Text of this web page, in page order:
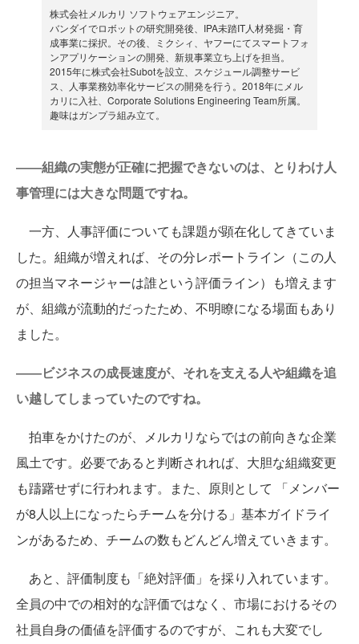
株式会社メルカリ ソフトウェアエンジニア。
バンダイでロボットの研究開発後、IPA未踏IT人材発掘・育
成事業に採択。その後、ミクシィ、ヤフーにてスマートフォ
ンアプリケーションの開発、新規事業立ち上げを担当。
2015年に株式会社Subotを設立、スケジュール調整サービ
ス、人事業務効率化サービスの開発を行う。2018年にメル
カリに入社、Corporate Solutions Engineering Team所属。
趣味はガンプラ組み立て。
――組織の実態が正確に把握できないのは、とりわけ人
事管理には大きな問題ですね。
一方、人事評価についても課題が顕在化してきていま
した。組織が増えれば、その分レポートライン（この人
の担当マネージャーは誰という評価ライン）も増えます
が、組織が流動的だったため、不明瞭になる場面もあり
ました。
――ビジネスの成長速度が、それを支える人や組織を追
い越してしまっていたのですね。
拍車をかけたのが、メルカリならではの前向きな企業
風土です。必要であると判断されれば、大胆な組織変更
も躊躇せずに行われます。また、原則として 「メンバー
が8人以上になったらチームを分ける」基本ガイドライ
ンがあるため、チームの数もどんどん増えていきます。
あと、評価制度も「絶対評価」を採り入れています。
全員の中での相対的な評価ではなく、市場におけるその
社員自身の価値を評価するのですが、これも大変でし